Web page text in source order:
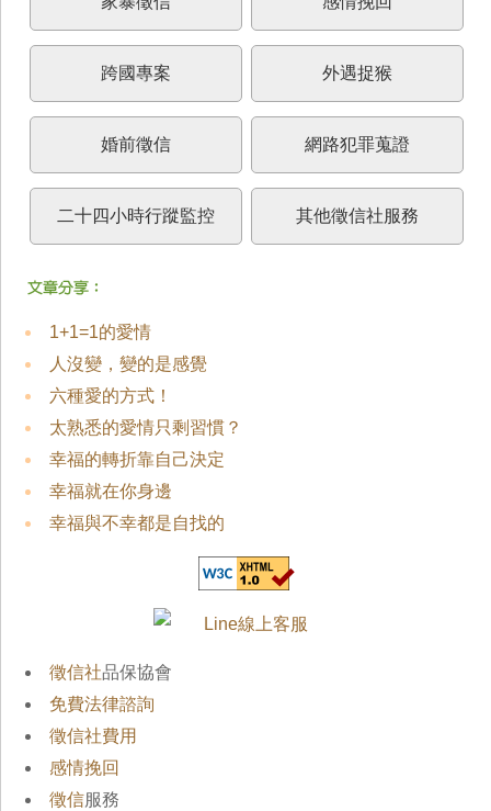
跨國專案 外遇捉猴
婚前徵信 網路犯罪蒐證
二十四小時行蹤監控 其他徵信社服務
1+1=1的愛情
人沒變，變的是感覺
六種愛的方式！
太熟悉的愛情只剩習慣？
幸福的轉折靠自己決定
幸福就在你身邊
幸福與不幸都是自找的
徵信社品保協會
免費法律諮詢
徵信社費用
感情挽回
徵信服務